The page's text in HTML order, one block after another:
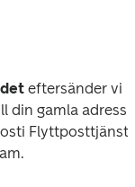
eftersänder vi
din gamla adress
Flyttposttjänst